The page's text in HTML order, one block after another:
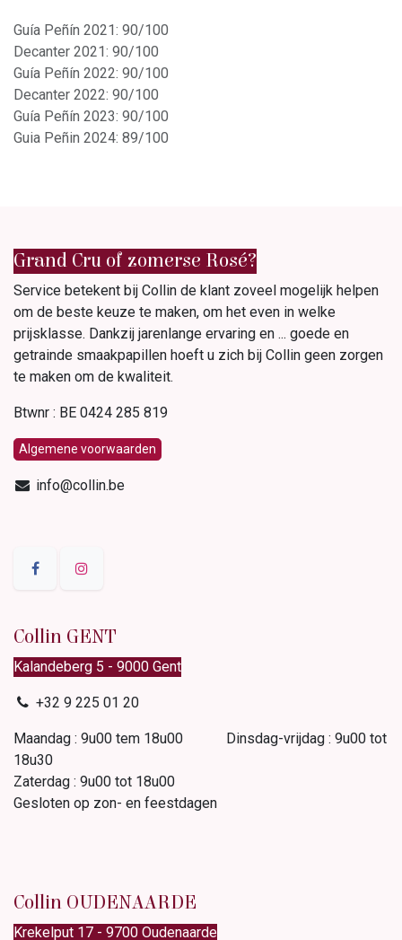
Guía Peñín 2021: 90/100
Decanter 2021: 90/100
Guía Peñín 2022: 90/100
Decanter 2022: 90/100
Guía Peñín 2023: 90/100
Guia Peñin 2024: 89/100
Grand Cru of zomerse Rosé?
Service betekent bij Collin de klant zoveel mogelijk helpen
om de beste keuze te maken, om het even in welke
prijsklasse. Dankzij jarenlange ervaring en ... goede en
getrainde smaakpapillen hoeft u zich bij Collin geen zorgen
te maken om de kwaliteit.
Btwnr : BE 0424 285 819
Algemene voorwaarden
info@collin.be
Collin GENT
Kalandeberg 5 - 9000 Gent​
+32 9 225 01 20
Maandag : 9u00 tem 18u00 Dinsdag-vrijdag : 9u00 tot
18u30
Zaterdag : 9u00 tot 18u00
Gesloten op zon- en feestdagen
Collin OUDENAARDE
Krekelput 17 - 9700 Oudenaarde